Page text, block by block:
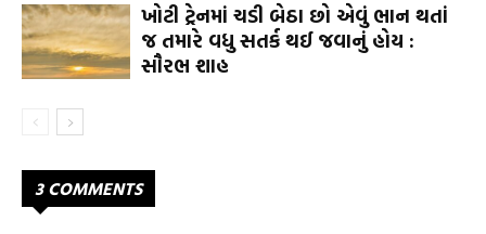
ખોટી ટ્રેનમાં ચડી બેઠા છો એવું ભાન થતાં
જ તમારે વધુ સતર્ક થઈ જવાનું હોય :
સૌરભ શાહ
3 COMMENTS